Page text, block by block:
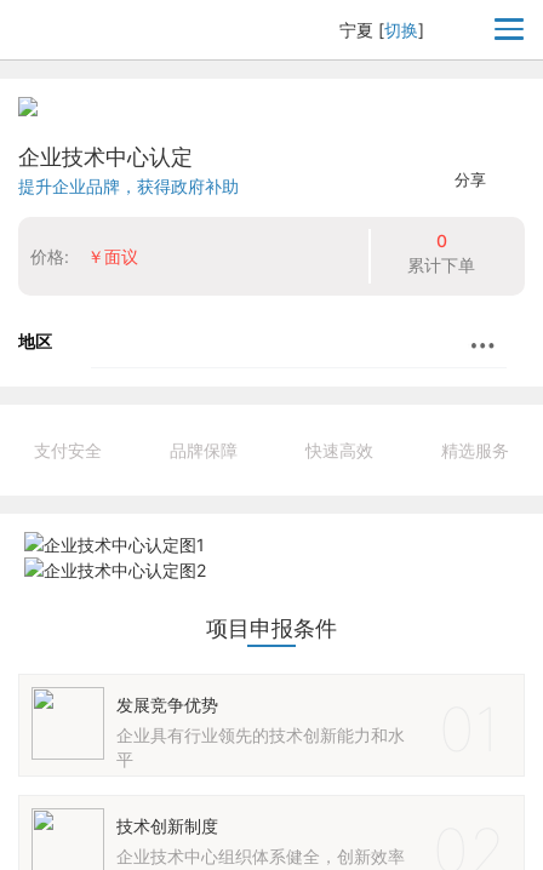
宁夏 [切换]
分享
企业技术中心认定
提升企业品牌，获得政府补助
价格: ￥面议
0
累计下单
地区
支付安全 品牌保障 快速高效 精选服务
项目申报条件
发展竞争优势
企业具有行业领先的技术创新能力和水
平
技术创新制度
企业技术中心组织体系健全，创新效率